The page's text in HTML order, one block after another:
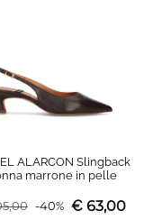
ALARCON Slingback
marrone in pelle
-40% € 63,00